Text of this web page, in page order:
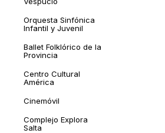
Orquesta Sinfónica
Infantil y Juvenil
Ballet Folklórico de la
Provincia
Centro Cultural
América
Cinemóvil
Complejo Explora
Salta